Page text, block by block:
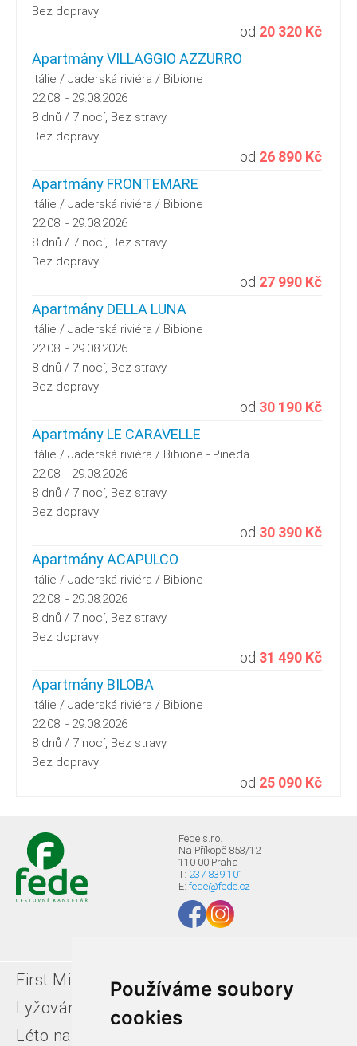
Používáme soubory
cookies
Bez dopravy
od 20 320 Kč
Apartmány VILLAGGIO AZZURRO
Itálie / Jaderská riviéra / Bibione
22.08. - 29.08.2026
8 dnů / 7 nocí, Bez stravy
Bez dopravy
od 26 890 Kč
Apartmány FRONTEMARE
Itálie / Jaderská riviéra / Bibione
22.08. - 29.08.2026
8 dnů / 7 nocí, Bez stravy
Bez dopravy
od 27 990 Kč
Apartmány DELLA LUNA
Itálie / Jaderská riviéra / Bibione
22.08. - 29.08.2026
8 dnů / 7 nocí, Bez stravy
Bez dopravy
od 30 190 Kč
Apartmány LE CARAVELLE
Itálie / Jaderská riviéra / Bibione - Pineda
22.08. - 29.08.2026
8 dnů / 7 nocí, Bez stravy
Bez dopravy
od 30 390 Kč
Apartmány ACAPULCO
Itálie / Jaderská riviéra / Bibione
22.08. - 29.08.2026
8 dnů / 7 nocí, Bez stravy
Bez dopravy
od 31 490 Kč
Apartmány BILOBA
Itálie / Jaderská riviéra / Bibione
22.08. - 29.08.2026
8 dnů / 7 nocí, Bez stravy
Bez dopravy
od 25 090 Kč
Fede s.r.o.
Na Příkopě 853/12
110 00 Praha
T: 237 839 101
E: fede@fede.cz
First Minute
Last minute
Lyžování v Itálii
Léto na horách